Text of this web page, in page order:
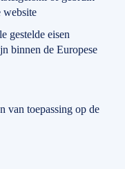
website
gestelde eisen
binnen de Europese
van toepassing op de